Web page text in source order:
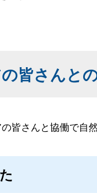
皆さんと
皆さんと協働で自